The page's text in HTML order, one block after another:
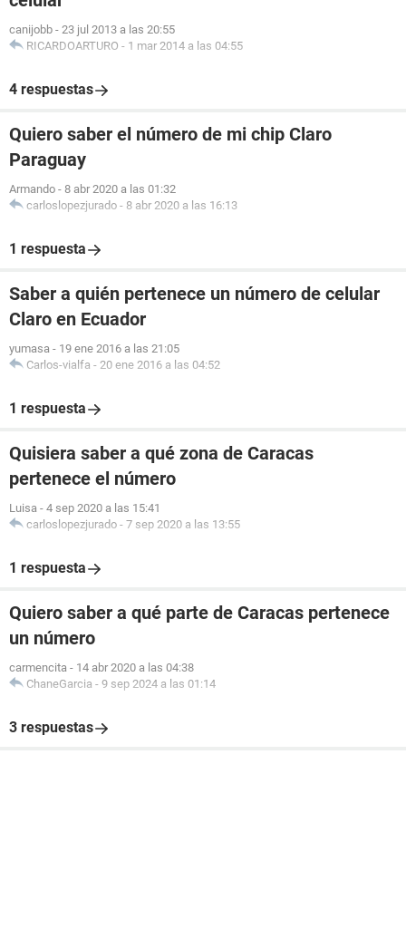
canijobb - 23 jul 2013 a las 20:55
RICARDOARTURO - 1 mar 2014 a las 04:55
4 respuestas
Quiero saber el número de mi chip Claro
Paraguay
Armando - 8 abr 2020 a las 01:32
carloslopezjurado - 8 abr 2020 a las 16:13
1 respuesta
Saber a quién pertenece un número de celular
Claro en Ecuador
yumasa - 19 ene 2016 a las 21:05
Carlos-vialfa - 20 ene 2016 a las 04:52
1 respuesta
Quisiera saber a qué zona de Caracas
pertenece el número
Luisa - 4 sep 2020 a las 15:41
carloslopezjurado - 7 sep 2020 a las 13:55
1 respuesta
Quiero saber a qué parte de Caracas pertenece
un número
carmencita - 14 abr 2020 a las 04:38
ChaneGarcia - 9 sep 2024 a las 01:14
3 respuestas